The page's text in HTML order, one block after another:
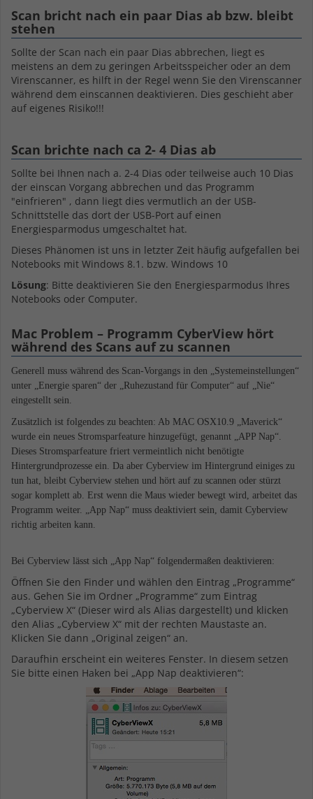
Scan bricht nach ein paar Dias ab bzw. bleibt
stehen
Sollte der Scan nach ein paar Dias abbrechen, liegt es
meistens an dem zu geringen Arbeitsspeicher oder an dem
Virenscanner, es hilft in der Regel wenn Sie den Virenscanner
während dem einscannen deaktivieren. Dies geschieht aber
auf eigenes Risiko!!!
Scan brichte nach ca 2- 4 Dias ab
Sollte bei Ihnen nach a. 2-4 Dias oder teilweise auch 10 Dias
der einscan Vorgang abbrechen und das Programm
"einfrieren" , dann liegt dies vermutlich an der USB-
Schnittstelle das dort der USB-Port auf einen
Energiesparmodus umgeschaltet hat.
Dieses Phänomen ist uns in letzter Zeit häufig aufgefallen bei
Notebooks mit Windows 8.1. bzw. Windows 10
Lösung: Bitte deaktivieren Sie den Energiesparmodus Ihres
Notebooks oder Computer.
Mac Problem – Programm CyberView hört
während des Scans auf zu scannen
Generell muss während des Scan-Vorgangs in den „Systemeinstellungen“
unter „Energie sparen“ der „Ruhezustand für Computer“ auf „Nie“
eingestellt sein.
Zusätzlich ist folgendes zu beachten: Ab MAC OSX10.9 „Maverick“
wurde ein neues Stromsparfeature hinzugefügt, genannt „APP Nap“.
Dieses Stromsparfeature friert vermeintlich nicht benötigte
Hintergrundprozesse ein. Da aber Cyberview im Hintergrund einiges zu
tun hat, bleibt Cyberview stehen und hört auf zu scannen oder stürzt
sogar komplett ab. Erst wenn die Maus wieder bewegt wird, arbeitet das
Programm weiter. „App Nap“ muss deaktiviert sein, damit Cyberview
richtig arbeiten kann.
Bei Cyberview lässt sich „App Nap“ folgendermaßen deaktivieren:
Öffnen Sie den Finder und wählen den Eintrag „Programme“
aus. Gehen Sie im Ordner „Programme“ zum Eintrag
„Cyberview X“ (Dieser wird als Alias dargestellt) und klicken
den Alias „Cyberview X“ mit der rechten Maustaste an.
Klicken Sie dann „Original zeigen“ an.
Daraufhin erscheint ein weiteres Fenster. In diesem setzen
Sie bitte einen Haken bei „App Nap deaktivieren“: